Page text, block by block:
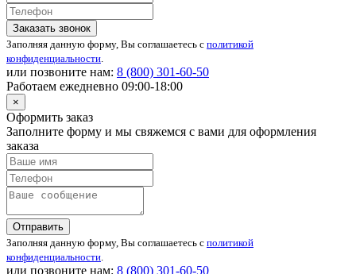
Заказать звонок
Заполняя данную форму, Вы соглашаетесь с политикой
конфиденциальности.
или позвоните нам: 8 (800) 301-60-50
Работаем ежедневно 09:00-18:00
×
Оформить заказ
Заполните форму и мы свяжемся с вами для оформления
заказа
Отправить
Заполняя данную форму, Вы соглашаетесь с политикой
конфиденциальности.
или позвоните нам: 8 (800) 301-60-50